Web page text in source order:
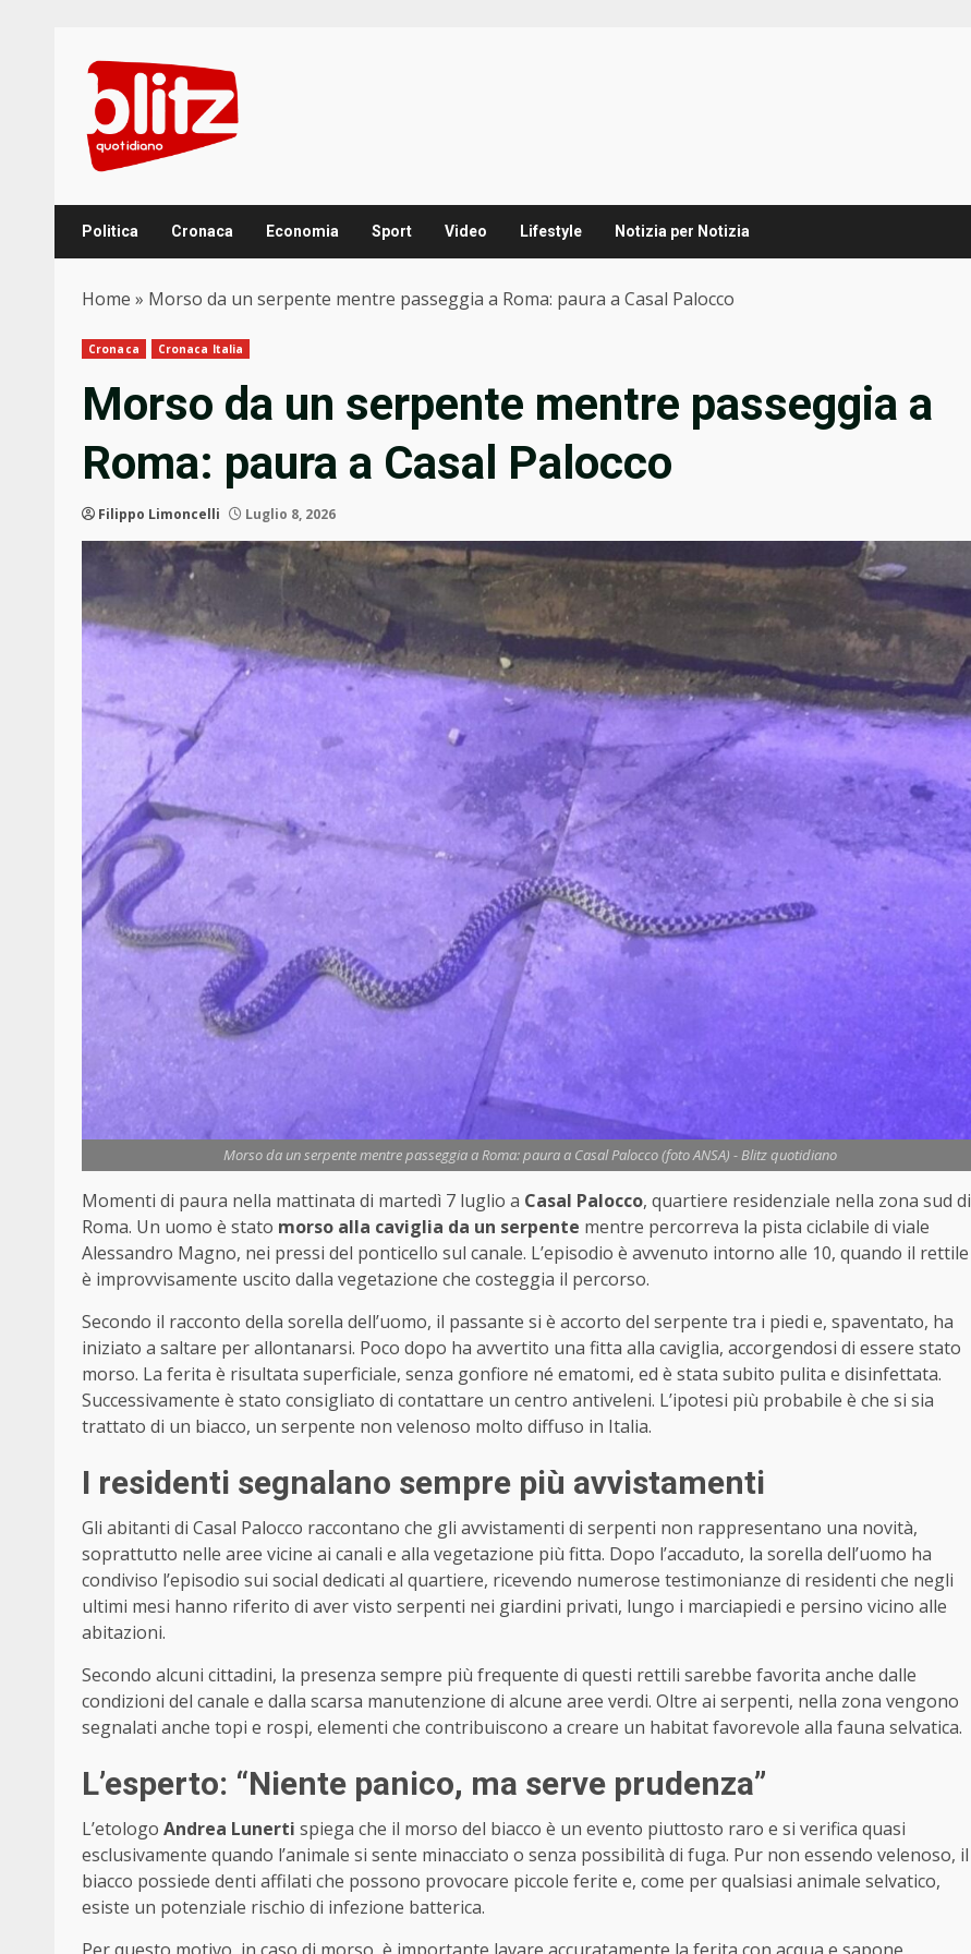
content
Politica Cronaca Economia Sport Video Lifestyle Notizia per Notizia
Home » Morso da un serpente mentre passeggia a Roma: paura a Casal Palocco
Cronaca Cronaca Italia
Morso da un serpente mentre passeggia a
Roma: paura a Casal Palocco
Filippo Limoncelli Luglio 8, 2026
Morso da un serpente mentre passeggia a Roma: paura a Casal Palocco (foto ANSA) - Blitz quotidiano
Momenti di paura nella mattinata di martedì 7 luglio a Casal Palocco, quartiere residenziale nella zona sud di
Roma. Un uomo è stato morso alla caviglia da un serpente mentre percorreva la pista ciclabile di viale
Alessandro Magno, nei pressi del ponticello sul canale. L’episodio è avvenuto intorno alle 10, quando il rettile
è improvvisamente uscito dalla vegetazione che costeggia il percorso.
Secondo il racconto della sorella dell’uomo, il passante si è accorto del serpente tra i piedi e, spaventato, ha
iniziato a saltare per allontanarsi. Poco dopo ha avvertito una fitta alla caviglia, accorgendosi di essere stato
morso. La ferita è risultata superficiale, senza gonfiore né ematomi, ed è stata subito pulita e disinfettata.
Successivamente è stato consigliato di contattare un centro antiveleni. L’ipotesi più probabile è che si sia
trattato di un biacco, un serpente non velenoso molto diffuso in Italia.
I residenti segnalano sempre più avvistamenti
Gli abitanti di Casal Palocco raccontano che gli avvistamenti di serpenti non rappresentano una novità,
soprattutto nelle aree vicine ai canali e alla vegetazione più fitta. Dopo l’accaduto, la sorella dell’uomo ha
condiviso l’episodio sui social dedicati al quartiere, ricevendo numerose testimonianze di residenti che negli
ultimi mesi hanno riferito di aver visto serpenti nei giardini privati, lungo i marciapiedi e persino vicino alle
abitazioni.
Secondo alcuni cittadini, la presenza sempre più frequente di questi rettili sarebbe favorita anche dalle
condizioni del canale e dalla scarsa manutenzione di alcune aree verdi. Oltre ai serpenti, nella zona vengono
segnalati anche topi e rospi, elementi che contribuiscono a creare un habitat favorevole alla fauna selvatica.
L’esperto: “Niente panico, ma serve prudenza”
L’etologo Andrea Lunerti spiega che il morso del biacco è un evento piuttosto raro e si verifica quasi
esclusivamente quando l’animale si sente minacciato o senza possibilità di fuga. Pur non essendo velenoso, il
biacco possiede denti affilati che possono provocare piccole ferite e, come per qualsiasi animale selvatico,
esiste un potenziale rischio di infezione batterica.